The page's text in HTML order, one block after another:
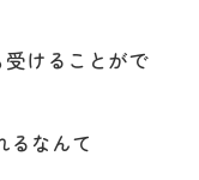
けることがで
るなんて